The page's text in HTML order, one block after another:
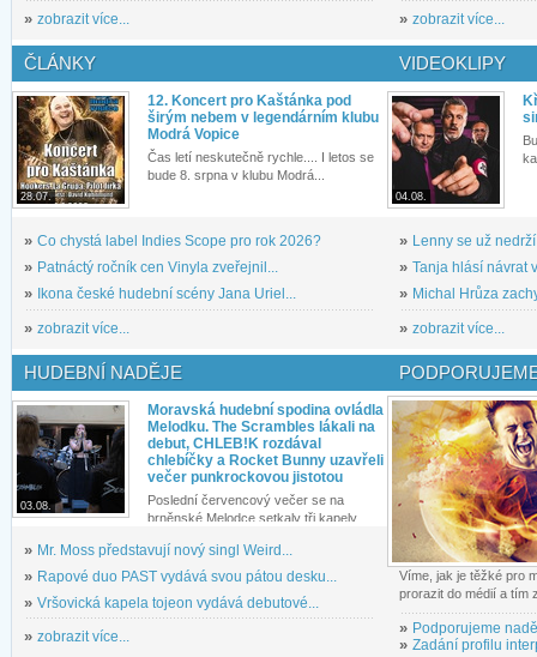
» zobrazit více... » zobrazit více...
ČLÁNKY
28.07.
12. Koncert pro Kaštánka pod
širým nebem v legendárním klubu
Modrá Vopice
Čas letí neskutečně rychle.... I letos se
bude 8. srpna v klubu Modrá...
» Co chystá label Indies Scope pro rok 2026?
» Patnáctý ročník cen Vinyla zveřejnil...
»
Ikona české hudební scény Jana Uriel...
» zobrazit více...
VIDEOKLIPY
04.08.
» Lenny se už
» Tanja hlásí návrat
» Michal Hrůza
» zobrazit více...
HUDEBNÍ NADĚJE
03.08.
Moravská hudební spodina ovládla
Melodku. The Scrambles lákali na
debut, CHLEB!K rozdával
chlebíčky a Rocket Bunny uzavřeli
večer punkrockovou jistotou
Poslední červencový večer se na
brněnské Melodce setkaly tři kapely...
» Mr. Moss představují nový singl Weird...
» Rapové duo PAST vydává svou pátou desku...
» Vršovická kapela tojeon vydává debutové...
» zobrazit více...
Víme, jak je těžké pro
prorazit do médií a tím
» Podporujeme
» Zadání profilu